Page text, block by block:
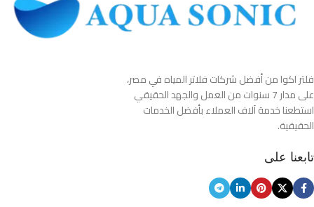
فلتر اكوا من أفضل شركات فلاتر المياه في مصر،
على مدار 7 سنوات من العمل والجهد الحقيقي
استطعنا خدمة آلاف العملاء بأفضل الخدمات
الحقيقية.
تابعنا على